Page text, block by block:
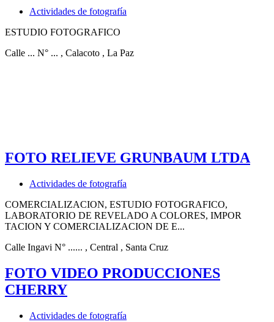
Actividades de fotografía
ESTUDIO FOTOGRAFICO
Calle ... N° ... , Calacoto , La Paz
FOTO RELIEVE GRUNBAUM LTDA
Actividades de fotografía
COMERCIALIZACION, ESTUDIO FOTOGRAFICO,
LABORATORIO DE REVELADO A COLORES, IMPOR
TACION Y COMERCIALIZACION DE E...
Calle Ingavi N° ...... , Central , Santa Cruz
FOTO VIDEO PRODUCCIONES
CHERRY
Actividades de fotografía